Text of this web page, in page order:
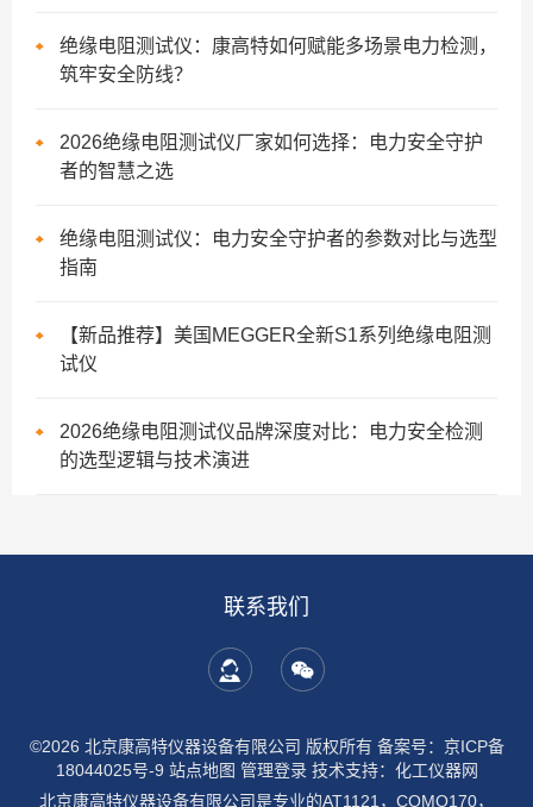
绝缘电阻测试仪：康高特如何赋能多场景电力检测，
筑牢安全防线？
2026绝缘电阻测试仪厂家如何选择：电力安全守护
者的智慧之选
绝缘电阻测试仪：电力安全守护者的参数对比与选型
指南
【新品推荐】美国MEGGER全新S1系列绝缘电阻测
试仪
2026绝缘电阻测试仪品牌深度对比：电力安全检测
的选型逻辑与技术演进
联系我们
©2026 北京康高特仪器设备有限公司 版权所有 备案号：京ICP备
18044025号-9 站点地图 管理登录技术支持： 化工仪器网
北京康高特仪器设备有限公司是专业的AT1121，COMO170，